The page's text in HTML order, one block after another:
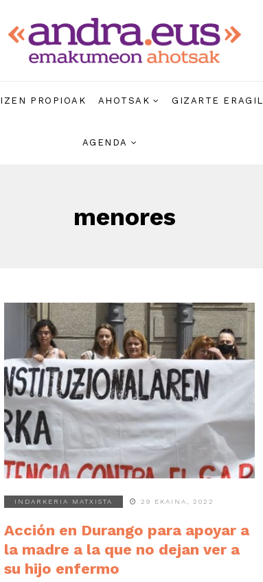
IZEN PROPIOAK AHOTSAK GIZARTE
AGENDA
menores
INDARKERIA MATXISTA 29 EKAINA, 2022
Acción en Durango para apoyar a
la madre a la que no dejan ver a
su hijo enfermo